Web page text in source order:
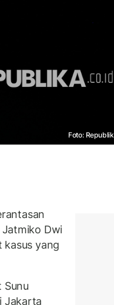
Foto:
Jatmiko Dwi
kasus yang
Sunu
Jakarta